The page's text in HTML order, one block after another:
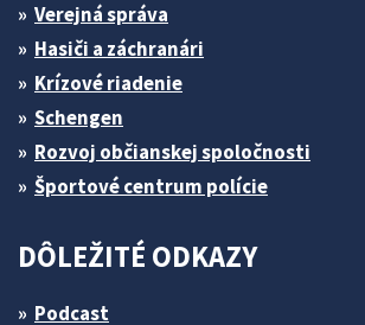
Verejná správa
Hasiči a záchranári
Krízové riadenie
Schengen
Rozvoj občianskej spoločnosti
Športové centrum polície
DÔLEŽITÉ ODKAZY
Podcast